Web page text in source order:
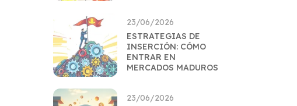
23/06/2026
ESTRATEGIAS DE
INSERCIÓN: CÓMO
ENTRAR EN
MERCADOS MADUROS
23/06/2026